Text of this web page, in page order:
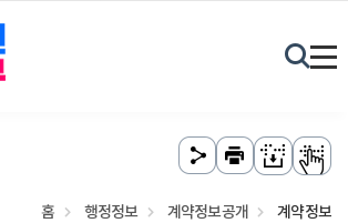
홈 행정정보 계약정보공개 계약정보